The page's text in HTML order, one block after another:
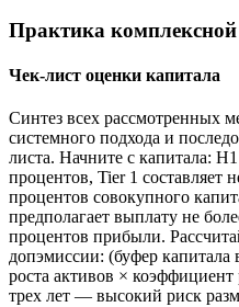
Практика
Чек-лист оценки капитала
Синтез всех рассмотренных
системного подхода и
листа. Начните с капитала:
процентов, Tier 1 составляет
процентов совокупного
предполагает выплату не
процентов прибыли.
допэмиссии: (буфер
роста активов ×
трех лет — высокий риск